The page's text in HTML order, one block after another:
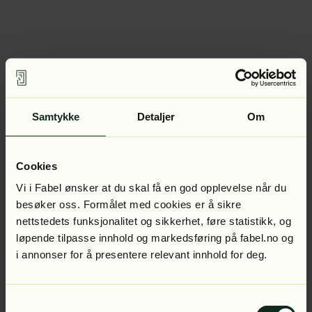
Samtykke Detaljer Om
Cookies
Vi i Fabel ønsker at du skal få en god opplevelse når du
besøker oss. Formålet med cookies er å sikre
nettstedets funksjonalitet og sikkerhet, føre statistikk, og
løpende tilpasse innhold og markedsføring på fabel.no og
i annonser for å presentere relevant innhold for deg.